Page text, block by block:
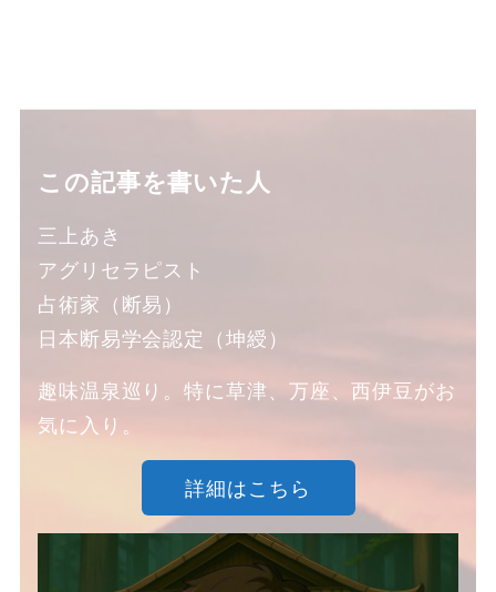
この記事を書いた人
三上あき
アグリセラピスト
占術家（断易）
日本断易学会認定（坤綬）
趣味温泉巡り。特に草津、万座、西伊豆がお
気に入り。
詳細はこちら